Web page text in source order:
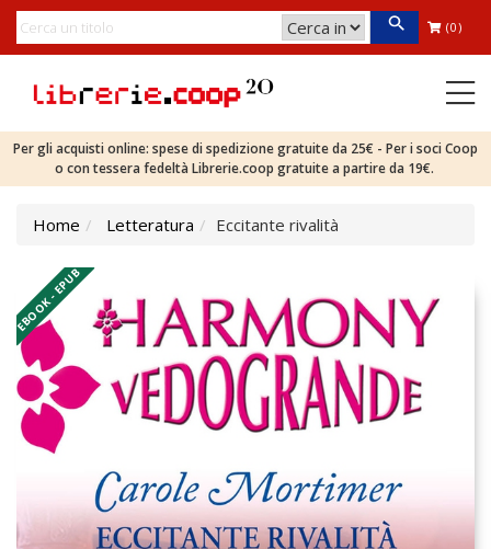
(0)
Per gli acquisti online: spese di spedizione gratuite da 25€ - Per i soci Coop
o con tessera fedeltà Librerie.coop gratuite a partire da 19€.
Home Letteratura Eccitante rivalità
EBOOK - EPUB